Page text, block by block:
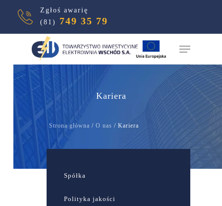
Zgłoś awarię
(81)
749 35 79
Hit enter to search or ESC to close
Kariera
Strona główna / O nas / Kariera
Spółka
Polityka jakości